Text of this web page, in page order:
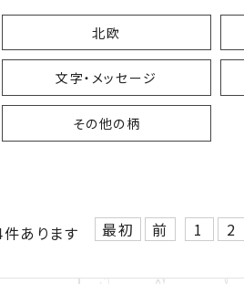
北欧
文字・メッセージ
その他の柄
件あります 最初 前 1 2